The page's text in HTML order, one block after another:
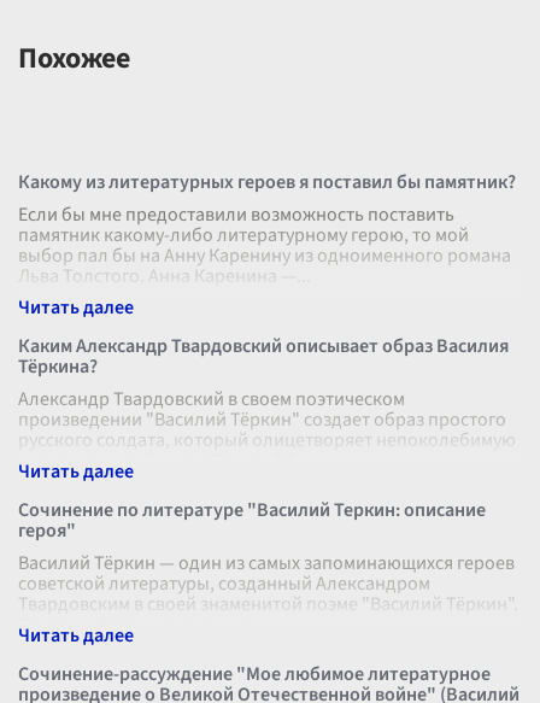
Похожее
Какому из литературных героев я поставил бы памятник?
Если бы мне предоставили возможность поставить
памятник какому-либо литературному герою, то мой
выбор пал бы на Анну Каренину из одноименного романа
Льва Толстого. Анна Каренина —
Каким Александр Твардовский описывает образ Василия
Тёркина?
Александр Твардовский в своем поэтическом
произведении "Василий Тёркин" создает образ простого
русского солдата, который олицетворяет непоколебимую
силу духа и стойкость. Василий Т
Сочинение по литературе "Василий Теркин: описание
героя"
Василий Тёркин — один из самых запоминающихся героев
советской литературы, созданный Александром
Твардовским в своей знаменитой поэме "Василий Тёркин".
Этот герой становится символ
Сочинение-рассуждение "Мое любимое литературное
произведение о Великой Отечественной войне" (Василий